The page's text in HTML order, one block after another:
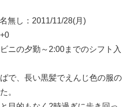
無し：2011/11/28(月)
ニの夕勤～2:00までのシフト入
で、長い黒髪でえんじ色の服の
。